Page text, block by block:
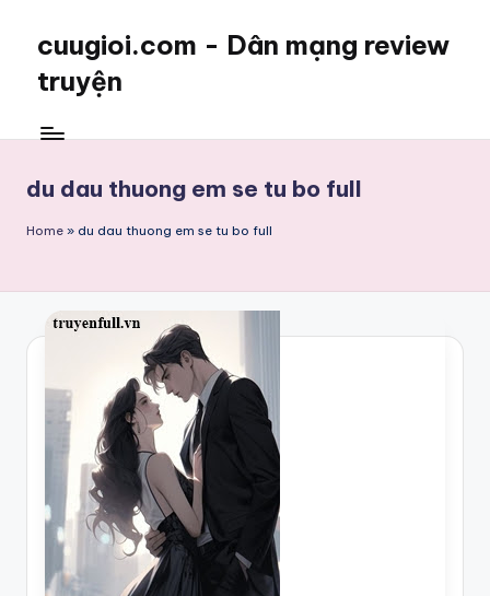
cuugioi.com - Dân mạng review
truyện
du dau thuong em se tu bo full
Home » du dau thuong em se tu bo full